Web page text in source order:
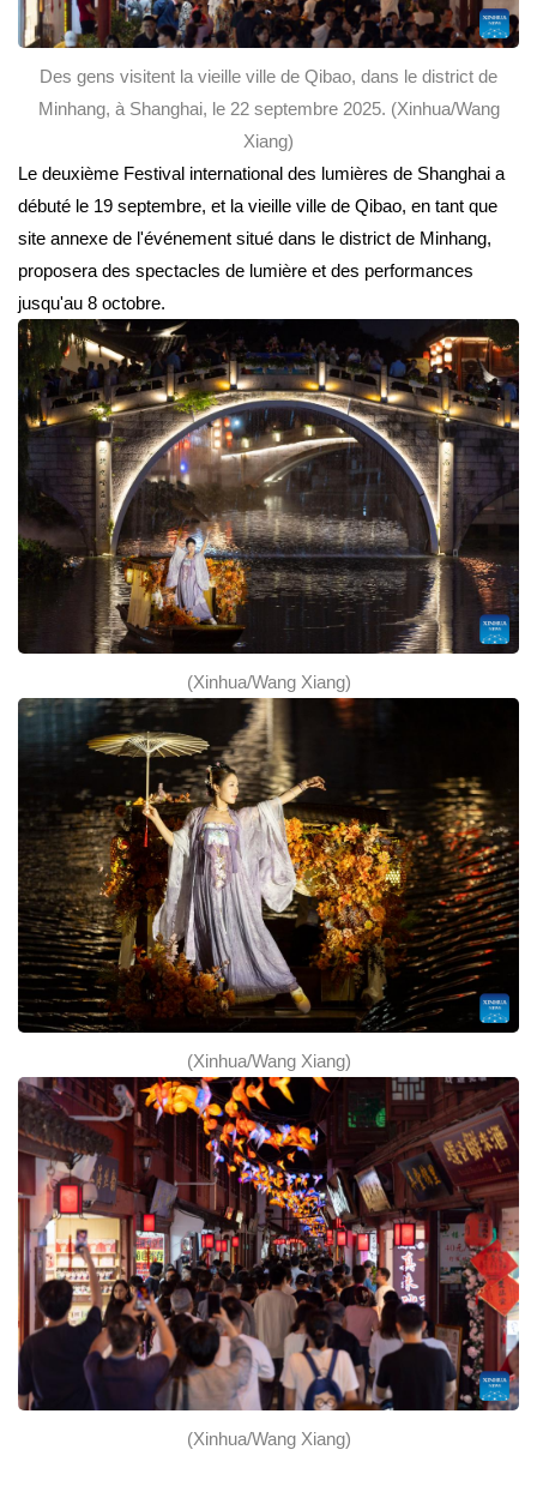
Des gens visitent la vieille ville de Qibao, dans le district de
Minhang, à Shanghai, le 22 septembre 2025. (Xinhua/Wang
Xiang)
Le deuxième Festival international des lumières de Shanghai a
débuté le 19 septembre, et la vieille ville de Qibao, en tant que
site annexe de l'événement situé dans le district de Minhang,
proposera des spectacles de lumière et des performances
jusqu'au 8 octobre.
(Xinhua/Wang Xiang)
(Xinhua/Wang Xiang)
(Xinhua/Wang Xiang)